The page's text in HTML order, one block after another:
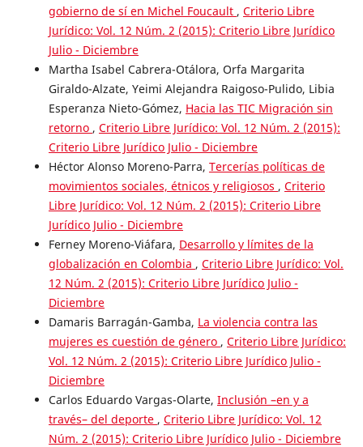
gobierno de sí en Michel Foucault , Criterio Libre
Jurídico: Vol. 12 Núm. 2 (2015): Criterio Libre Jurídico
Julio - Diciembre
Martha Isabel Cabrera-Otálora, Orfa Margarita
Giraldo-Alzate, Yeimi Alejandra Raigoso-Pulido, Libia
Esperanza Nieto-Gómez, Hacia las TIC Migración sin
retorno , Criterio Libre Jurídico: Vol. 12 Núm. 2 (2015):
Criterio Libre Jurídico Julio - Diciembre
Héctor Alonso Moreno-Parra, Tercerías políticas de
movimientos sociales, étnicos y religiosos , Criterio
Libre Jurídico: Vol. 12 Núm. 2 (2015): Criterio Libre
Jurídico Julio - Diciembre
Ferney Moreno-Viáfara, Desarrollo y límites de la
globalización en Colombia , Criterio Libre Jurídico: Vol.
12 Núm. 2 (2015): Criterio Libre Jurídico Julio -
Diciembre
Damaris Barragán-Gamba, La violencia contra las
mujeres es cuestión de género , Criterio Libre Jurídico:
Vol. 12 Núm. 2 (2015): Criterio Libre Jurídico Julio -
Diciembre
Carlos Eduardo Vargas-Olarte, Inclusión –en y a
través– del deporte , Criterio Libre Jurídico: Vol. 12
Núm. 2 (2015): Criterio Libre Jurídico Julio - Diciembre